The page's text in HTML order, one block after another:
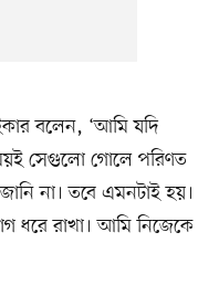
বলেন, ‘আমি যদি
সেগুলো গোলে পরিণত
না। তবে এমনটাই হয়।
ধরে রাখা। আমি নিজেকে